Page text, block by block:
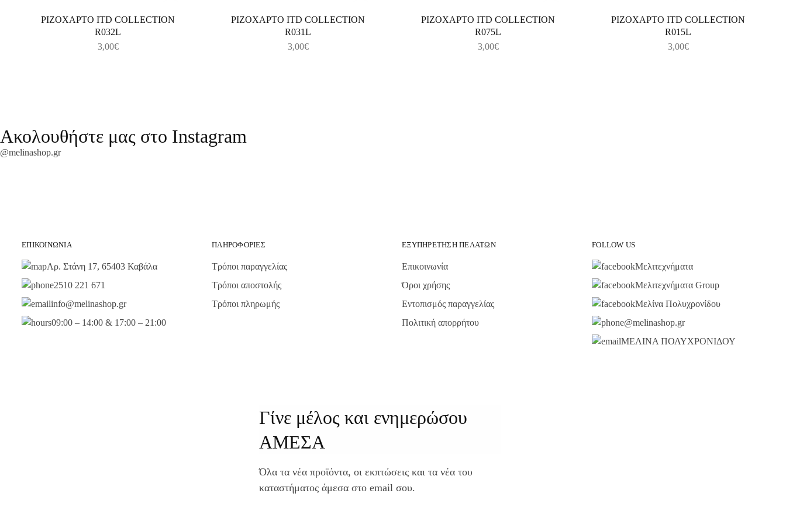
ΡΙΖΟΧΑΡΤΟ ITD COLLECTION
R032L
3,00€
ΡΙΖΟΧΑΡΤΟ ITD COLLECTION
R031L
3,00€
ΡΙΖΟΧΑΡΤΟ ITD COLLECTION
R075L
3,00€
ΡΙΖΟΧΑΡΤΟ ITD COLLECTION
R015L
3,00€
Ακολουθήστε μας στο Instagram
@melinashop.gr
ΕΠΙΚΟΙΝΩΝΊΑ
Αρ. Στάνη 17, 65403 Καβάλα
2510 221 671
info@melinashop.gr
09:00 – 14:00 & 17:00 – 21:00
ΠΛΗΡΟΦΟΡΊΕΣ
Τρόποι παραγγελίας
Τρόποι αποστολής
Τρόποι πληρωμής
ΕΞΥΠΗΡΈΤΗΣΗ ΠΕΛΑΤΏΝ
Επικοινωνία
Όροι χρήσης
Εντοπισμός παραγγελίας
Πολιτική απορρήτου
FOLLOW US
Μελιτεχνήματα
Μελιτεχνήματα Group
Μελίνα Πολυχρονίδου
@melinashop.gr
ΜΕΛΙΝΑ ΠΟΛΥΧΡΟΝΙΔΟΥ
Γίνε μέλος και ενημερώσου
ΑΜΕΣΑ
Όλα τα νέα προϊόντα, οι εκπτώσεις και τα νέα του
καταστήματος άμεσα στο email σου.